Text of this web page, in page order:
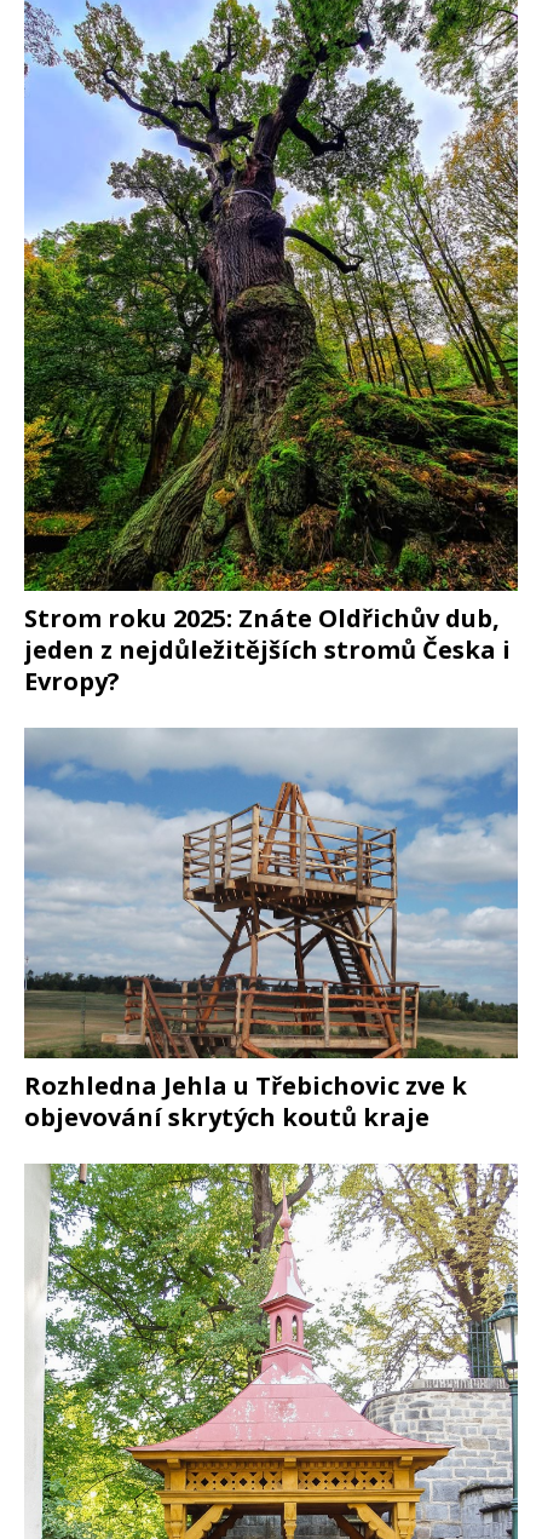
Strom roku 2025: Znáte Oldřichův dub,
jeden z nejdůležitějších stromů Česka i
Evropy?
Rozhledna Jehla u Třebichovic zve k
objevování skrytých koutů kraje